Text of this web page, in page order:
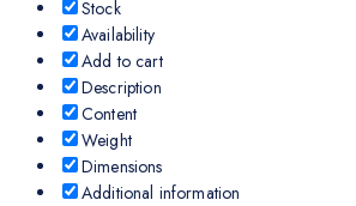
Stock
Availability
Add to cart
Description
Content
Weight
Dimensions
Additional information